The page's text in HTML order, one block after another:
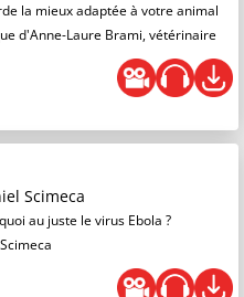
la mieux adaptée à votre animal
d'Anne-Laure Brami, vétérinaire
Scimeca
au juste le virus Ebola ?